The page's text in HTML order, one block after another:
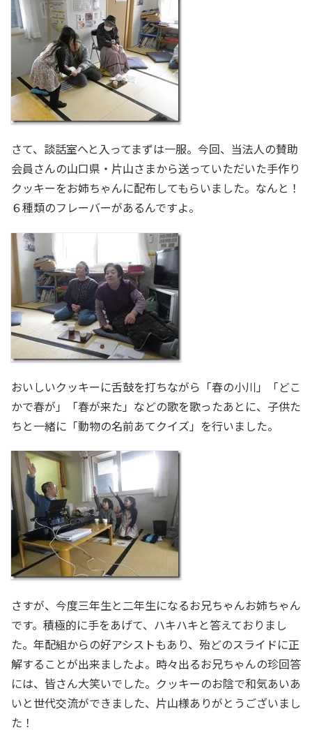
さて、談話室へと入ってまずは一服。今回、当法人の賛助
会員さんの山口県・片山さまから送っていただいた手作り
クッキーをお姉ちゃんに配布してもらいました。なんと！
６種類のフレーバーがあるんですよ。
おいしいクッキーに舌鼓を打ちながら「春の小川」「どこ
かで春が」「春が来た」などの歌を歌ったあとに、子供た
ちと一緒に「動物の名前あてクイズ」を行いました。
さすが、今度三年生と二年生になるお兄ちゃんお姉ちゃん
です。積極的に手をあげて、ハキハキと答えておりまし
た。年配組からの好アシストもあり、殆どのスライドに正
解することが出来ましたよ。時々出るお兄ちゃんの珍回答
には、皆さん大笑いでした。クッキーのお陰で和気あいあ
いと世代交流ができました、片山様ありがとうございまし
た！